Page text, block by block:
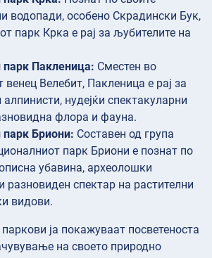
водопади, особено Скрадински Бук,
парк Крка е рај за љубителите на
парк Пакленица: Сместен во
венец Велебит, Пакленица е рај за
нудејќи спектакуларни
флора и фауна.
парк Бриони: Составен од група
парк Бриони е познат по
убавина, археолошки
разновиден спектар на растителни
видови.
ја покажуваат посветеноста
на своето природно